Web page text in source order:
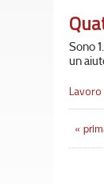
Sono
un
«